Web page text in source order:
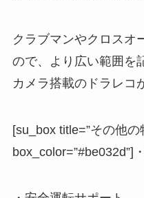
クラブマンやクロスオ
ので、より広い範囲を
カメラ搭載のドラレコ
[su_box title=”その他の
box_color=”#be032d”]